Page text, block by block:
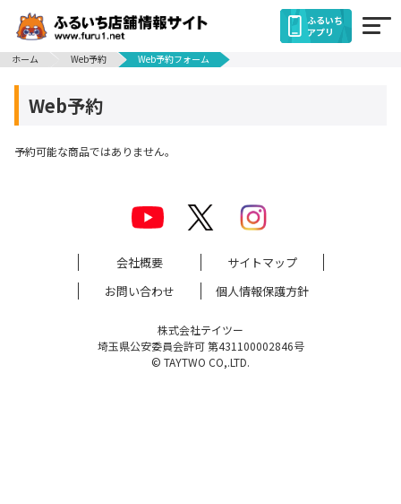
ふるいち
アプリ
ホーム
Web予約 Web予約フォーム
Web予約
予約可能な商品ではありません。
会社概要
サイトマップ
お問い合わせ
個人情報保護方針
株式会社テイツー
埼玉県公安委員会許可 第431100002846号
© TAYTWO CO,.LTD.